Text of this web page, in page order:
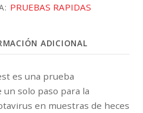
PRUEBAS RAPIDAS
ADICIONAL
es una prueba
solo paso para la
en muestras de heces